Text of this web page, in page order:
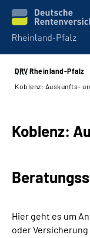
Unsere Leistungen
Karriere
DRV Rheinland-Pfalz
Koblenz: Auskunfts-
Koblenz:
Hier geht es um
oder Versicherung